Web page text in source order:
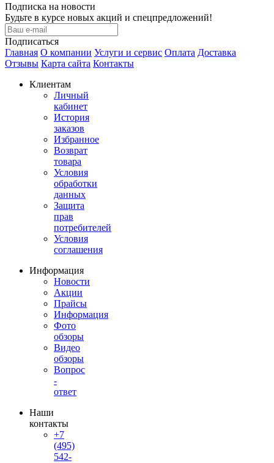
Подписка на новости
Будьте в курсе новых акций и спецпредложений!
Подписаться
Главная О компании Услуги и сервис Оплата Доставка
Отзывы Карта сайта Контакты
Клиентам
Личный
кабинет
История
заказов
Избранное
Возврат
товара
Условия
обработки
данных
Защита
прав
потребителей
Условия
соглашения
Информация
Новости
Акции
Прайсы
Информация
Фото
обзоры
Видео
обзоры
Вопрос
-
ответ
Наши
контакты
+7
(495)
542-